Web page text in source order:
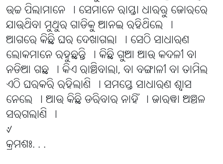
ଉଚ୍ଚ ପିଲାମାନେ । ସେମାନେ ରାସ୍ତା ଧାରରୁ ଜୋରରେ
ଯାଉଥିବା ମୁଥୁର ଗାଡିକୁ ଆନଇ ରହିଥିଲେ ।
ଆଗରେ କିଛି ଘର ଦେଖାଗଲା । ସେଠି ସାଧାରଣ
ଲୋକମାନେ ରହୁଛନ୍ତି । କିଛି ଗୁଆ ଆଉ କଦଳୀ ବା
ନଡିଆ ଗଛ । କିଏ ରାଞ୍ଚିବାଲା, ବା ବଙ୍ଗାଳୀ ବା ତାମିଲ
ଏଠି ଘରକରି ରହିଲାଣି । ସମସ୍ତେ ସାଧାରଣ ଶ୍ୱାସ
ନେଲେ । ଆଉ କିଛି ଡରିବାର ନାହିଁ । ଜାରୱା ଅଞ୍ଚଳ
ସରଗଲାଣି ।
୰
କ୍ରମଶଃ. . .